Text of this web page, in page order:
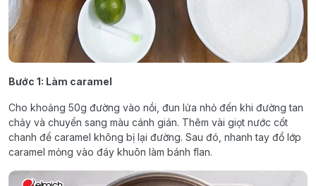
Bước 1: Làm caramel
Cho khoảng 50g đường vào nồi, đun lửa nhỏ đến khi đường tan
chảy và chuyển sang màu cánh gián. Thêm vài giọt nước cốt
chanh để caramel không bị lại đường. Sau đó, nhanh tay đổ lớp
caramel mỏng vào đáy khuôn làm bánh flan.